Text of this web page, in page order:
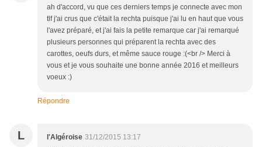
ah d'accord, vu que ces derniers temps je connecte avec mon
tlf j'ai crus que c'était la rechta puisque j'ai lu en haut que vous
l'avez préparé, et j'ai fais la petite remarque car j'ai remarqué
plusieurs personnes qui préparent la rechta avec des
carottes, oeufs durs, et même sauce rouge :(<br /> Merci à
vous et je vous souhaite une bonne année 2016 et meilleurs
voeux :)
Répondre
L l'Algéroise 31/12/2015 13:17